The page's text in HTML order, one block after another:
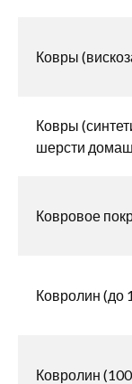
Ковры
Ковры
шерсти
Ковровое
Ковролин (до
Ковролин